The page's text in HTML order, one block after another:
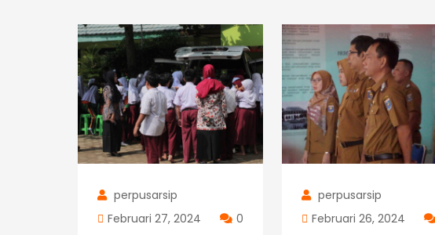
perpusarsip
Februari 27, 2024
0
perpusarsip
Februari 26, 2024